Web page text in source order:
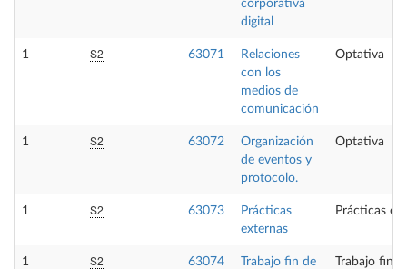
corporativa
digital
1 S2 63071
Relaciones
con los
medios de
comunicación
Optativa
1 S2 63072
Organización
de eventos y
protocolo.
Optativa
1 S2 63073
Prácticas
externas
Prácticas
1 S2 63074
Trabajo fin de
Trabajo fin